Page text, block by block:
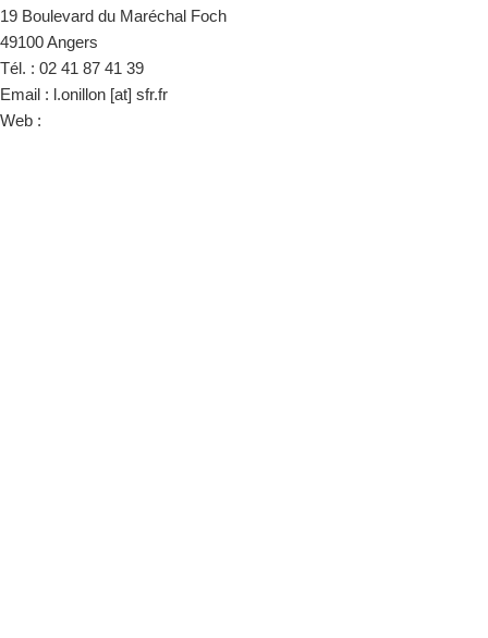
19 Boulevard du Maréchal Foch
49100 Angers
Tél. : 02 41 87 41 39
Email : l.onillon [at] sfr.fr
Web :